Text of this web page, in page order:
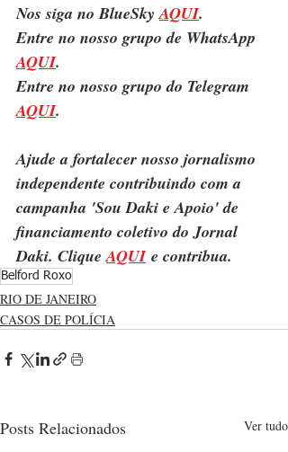
Nos siga no BlueSky AQUI.
Entre no nosso grupo de WhatsApp
AQUI.
Entre no nosso grupo do Telegram
AQUI.
Ajude a fortalecer nosso jornalismo
independente contribuindo com a
campanha 'Sou Daki e Apoio' de
financiamento coletivo do Jornal
Daki. Clique AQUI e contribua.
Belford Roxo
RIO DE JANEIRO
CASOS DE POLÍCIA
Posts Relacionados Ver tudo